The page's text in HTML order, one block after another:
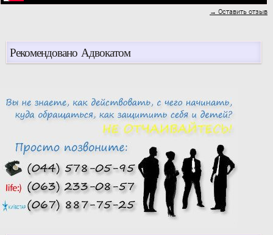
→ Оставить отзыв
Рекомендовано Адвокатом